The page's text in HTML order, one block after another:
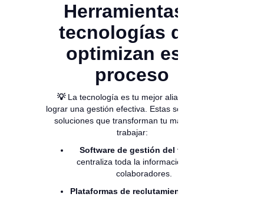
Herramientas y
tecnologías que
optimizan este
proceso
💡 La tecnología es tu mejor aliada para
lograr una gestión efectiva. Estas son algunas
soluciones que transforman tu manera de
trabajar:
Software de gestión del talento
centraliza toda la información de tus
colaboradores.
Plataformas de reclutamiento online